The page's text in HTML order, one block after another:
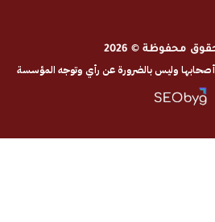
2026
بالضرورة عن رأي وتوجه المؤسسة